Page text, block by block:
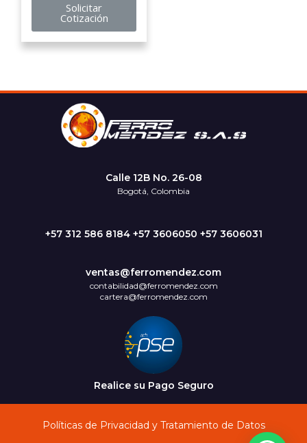
Solicitar
Cotización
Calle 12B No. 26-08
Bogotá, Colombia
+57 312 586 8184 +57 3606050 +57 3606031
ventas@ferromendez.com
contabilidad@ferromendez.com
cartera@ferromendez.com
Realice su Pago Seguro
Políticas de Privacidad y Tratamiento de Datos